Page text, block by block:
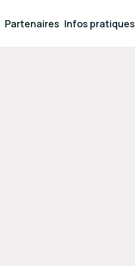
Partenaires Infos pratiques